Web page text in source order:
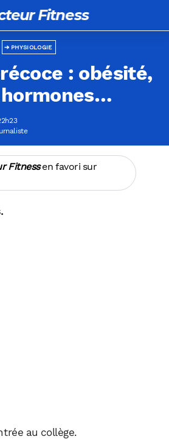
Fitness
PHYSIOLOGIE
: obésité,
Fitnessen favori sur
au collège.